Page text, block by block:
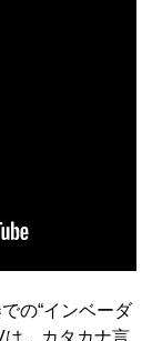
の“インベーダ
は、カタカナ言